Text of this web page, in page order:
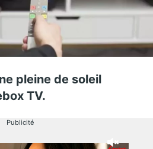
pleine de soleil
TV.
Publicité